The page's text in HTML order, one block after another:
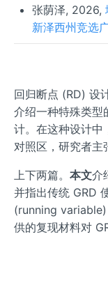
张荫泽, 2026,
新泽西州竞选
回归断点 (RD) 设
介绍一种特殊类
计。在这种设计中
对照区，研究者主
上下两篇。 本文介
并指出传统 GRD
(running variable)
供的复现材料对